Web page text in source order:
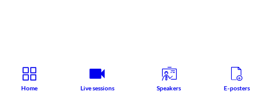
Home Live sessions Speakers E-posters